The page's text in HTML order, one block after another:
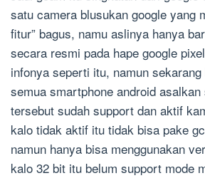
satu camera blusukan google yang
fitur” bagus, namu aslinya hanya
secara resmi pada hape google
infonya seperti itu, namun
semua smartphone android
tersebut sudah support dan aktif
kalo tidak aktif itu tidak bisa pake
namun hanya bisa menggunakan
kalo 32 bit itu belum support mode